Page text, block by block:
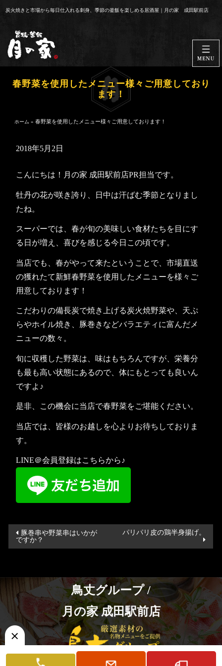
へ
炭火焼きと市場から毎日仕入れる刺身、季節の釜飯を楽しめる居酒屋｜月の家 成田駅前店
春野菜を使用したメニュー様々ご用意しており
ます！
ホーム »春野菜を使用したメニュー様々ご用意しております！
2018年5月2日
こんにちは！月の家 成田駅前店PR担当です。
牡丹の花が咲き誇り、日中は汗ばむ季節となりまし
たね。
スーパーでは、春が旬の美味しい食材たちを目にす
る日が増え、喜びを感じる今日この頃です。
当店でも、春がやって来たということで、市場直送
の獲れたて新鮮春野菜を使用したメニューを様々ご
用意しております！
こだわりの備長炭で焼き上げる炭火焼野菜や、天ぷ
らやホイル焼き、豚巻きなどバラエティに富んだメ
ニューの数々。
旬に収穫した野菜は、味はもちろんですが、栄養分
も最も高い状態にあるので、体にもとっても良いん
ですよ♪
是非、この機会に当店で春野菜をご堪能ください。
当店では、皆様のお越しを心よりお待ちしておりま
す。
LINE＠会員登録はこちらから♪
投
稿
ゲ
ー
シ
ョ
ン
豚巻串や野菜串はいかが
ですか？
パリパリ皮の鶏半身揚げ。
鳥丈グループ /
月の家 成田駅前店